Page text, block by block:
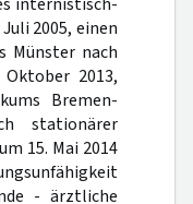
2005, einen
Münster nach
2013,
Bremen-
stationärer
15. Mai 2014
- ärztliche